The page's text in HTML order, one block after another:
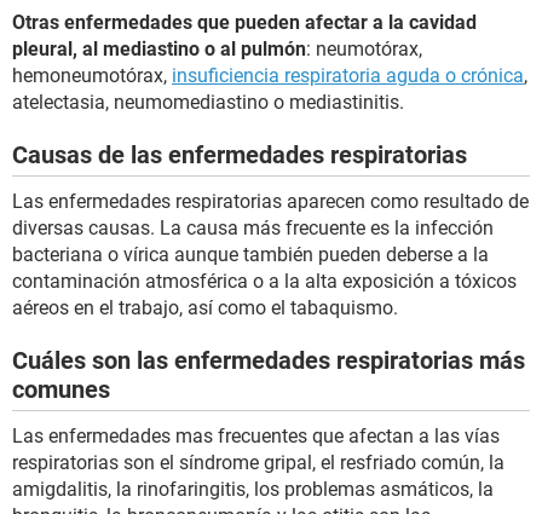
Otras enfermedades que pueden afectar a la cavidad
pleural, al mediastino o al pulmón: neumotórax,
hemoneumotórax, insuficiencia respiratoria aguda o crónica,
atelectasia, neumomediastino o mediastinitis.
Causas de las enfermedades respiratorias
Las enfermedades respiratorias aparecen como resultado de
diversas causas. La causa más frecuente es la infección
bacteriana o vírica aunque también pueden deberse a la
contaminación atmosférica o a la alta exposición a tóxicos
aéreos en el trabajo, así como el tabaquismo.
Cuáles son las enfermedades respiratorias más
comunes
Las enfermedades mas frecuentes que afectan a las vías
respiratorias son el síndrome gripal, el resfriado común, la
amigdalitis, la rinofaringitis, los problemas asmáticos, la